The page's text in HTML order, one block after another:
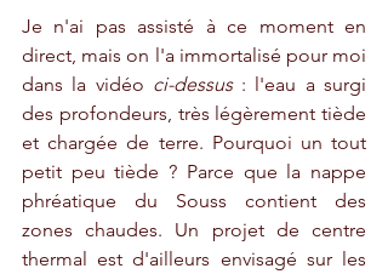
Je n'ai pas assisté à ce moment en
direct, mais on l'a immortalisé pour moi
dans la vidéo ci-dessus : l'eau a surgi
des profondeurs, très légèrement tiède
et chargée de terre. Pourquoi un tout
petit peu tiède ? Parce que la nappe
phréatique du Souss contient des
zones chaudes. Un projet de centre
thermal est d'ailleurs envisagé sur les